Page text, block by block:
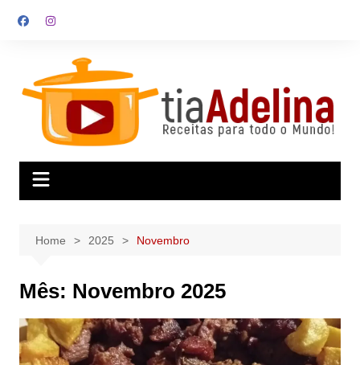
Home 2025 Novembro
Mês: Novembro 2025